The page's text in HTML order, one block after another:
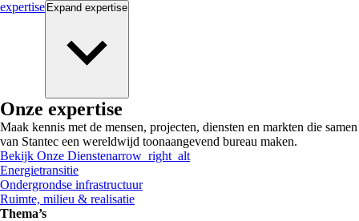
expertise Expand expertise
Onze expertise
Maak kennis met de mensen, projecten, diensten en markten die samen
van Stantec een wereldwijd toonaangevend bureau maken.
Bekijk Onze Dienstenarrow_right_alt
Energietransitie
Ondergrondse infrastructuur
Ruimte, milieu & realisatie
Thema’s